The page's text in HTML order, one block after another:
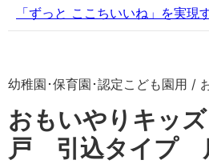
「ずっと ここちいいね」を実
幼稚園･保育園･認定こども園用 /
おもいやりキッ
戸 引込タイプ